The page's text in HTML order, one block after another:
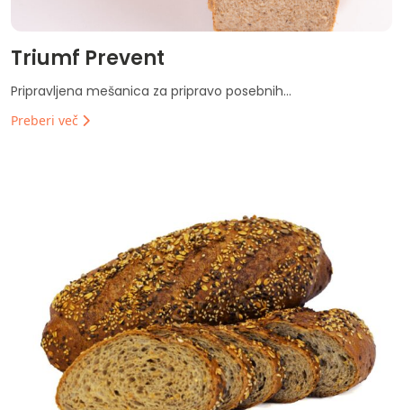
Triumf Prevent
Pripravljena mešanica za pripravo posebnih...
Preberi več